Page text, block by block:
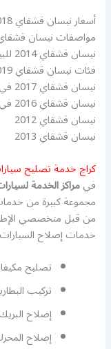
أسعار نيسان قشقاي 2018
مواصفات نيسان قشقاي
نيسان قشقاي 2014 للبيع في مصر
فئات نيسان قشقاي 2019
نيسان قشقاي 2017 في مصر
نيسان قشقاي 2016 في مصر
نيسان قشقاي 2012
نيسان قشقاي 2013
كراج خدمة تصليح
فيمراكز الخدمة
مجموعة كبيرة من
من قبل متخصصي
خدمات إصلاح
تصليح
تركيب
إصلاح
إصلاح